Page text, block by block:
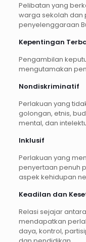
Pelibatan yang
warga sekolah dan
penyelenggaraan
Kepentingan
Pengambilan
mengutamakan
Nondiskriminatif
Perlakuan yang
golongan, etnis,
mental, dan
Inklusif
Perlakuan yang
penyertaan penuh
aspek kehidupan
Keadilan dan
Relasi sejajar
mendapatkan
daya, kontrol,